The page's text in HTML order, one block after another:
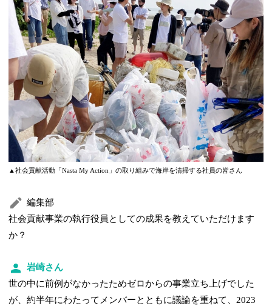
▲社会貢献活動「Nasta My Action」の取り組みで海岸を清掃する社員の皆さん
編集部
社会貢献事業の執行役員としての成果を教えていただけます
か？
岩崎さん
世の中に前例がなかったためゼロからの事業立ち上げでした
が、約半年にわたってメンバーとともに議論を重ねて、2023